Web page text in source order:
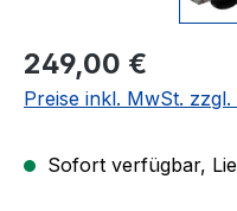
Regulärer Preis:
249,00 €
Preise inkl. MwSt.
Sofort verfügbar,